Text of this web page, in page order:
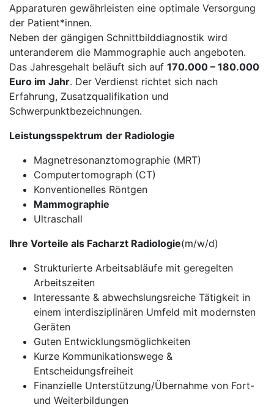
Apparaturen gewährleisten eine optimale Versorgung
der Patient*innen.
Neben der gängigen Schnittbilddiagnostik wird
unteranderem die Mammographie auch angeboten.
Das Jahresgehalt beläuft sich auf 170.000 – 180.000
Euro im Jahr. Der Verdienst richtet sich nach
Erfahrung, Zusatzqualifikation und
Schwerpunktbezeichnungen.
Leistungsspektrum der Radiologie
Magnetresonanztomographie (MRT)
Computertomograph (CT)
Konventionelles Röntgen
Mammographie
Ultraschall
Ihre Vorteile als Facharzt Radiologie(m/w/d)
Strukturierte Arbeitsabläufe mit geregelten
Arbeitszeiten
Interessante & abwechslungsreiche Tätigkeit in
einem interdisziplinären Umfeld mit modernsten
Geräten
Guten Entwicklungsmöglichkeiten
Kurze Kommunikationswege &
Entscheidungsfreiheit
Finanzielle Unterstützung/Übernahme von Fort-
und Weiterbildungen